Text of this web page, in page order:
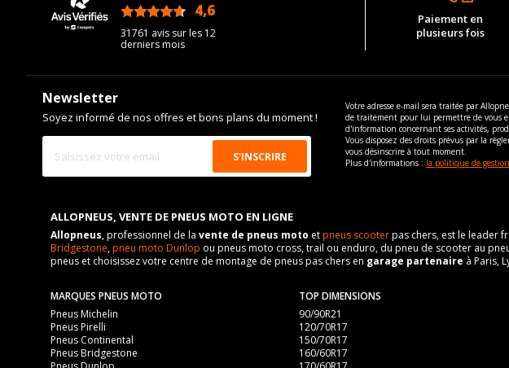
4,6
31761 avis sur les 12
derniers mois
Paiement en
plusieurs fois
Newsletter
Soyez informé de nos offres et bons plans du moment !
Votre adresse e-mail sera traitée par
de traitement pour lui permettre de vous
d'information concernant ses activités,
Vous disposez des droits prévus par la
vous désinscrire à tout moment.
Plus d'informations : la politique de
ALLOPNEUS, VENTE DE PNEUS MOTO EN LIGNE
Allopneus, professionnel de la vente de pneus moto etpneus scooterpas chers, est le leader
Bridgestone,pneu moto Dunlop ou pneus moto cross, trail ou enduro, du pneu de scooter au
pneus et choisissez votre centre de montage de pneus pas chers en garage partenaire à Paris,
MARQUES PNEUS MOTO
Pneus Michelin
Pneus Pirelli
Pneus Continental
Pneus Bridgestone
TOP DIMENSIONS
90/90R21
120/70R17
150/70R17
160/60R17